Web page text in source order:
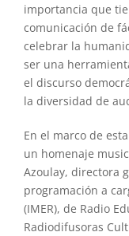
importancia que
comunicación de
celebrar la
ser una
el discurso
la diversidad de
En el marco de
un homenaje
Azoulay, directora
programación a
(IMER), de Radio
Radiodifusoras